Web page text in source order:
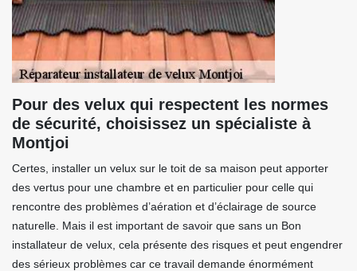
Pour des velux qui respectent les normes
de sécurité, choisissez un spécialiste à
Montjoi
Certes, installer un velux sur le toit de sa maison peut apporter
des vertus pour une chambre et en particulier pour celle qui
rencontre des problèmes d’aération et d’éclairage de source
naturelle. Mais il est important de savoir que sans un Bon
installateur de velux, cela présente des risques et peut engendrer
des sérieux problèmes car ce travail demande énormément